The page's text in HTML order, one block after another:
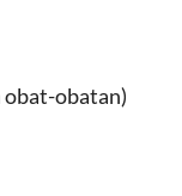
obat-obatan)